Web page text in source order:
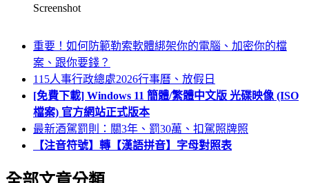
Screenshot
重要！如何防範勒索軟體綁架你的電腦、加密你的檔
案、跟你要錢？
115人事行政總處2026行事曆、放假日
[免費下載] Windows 11 簡體/繁體中文版 光碟映像 (ISO
檔案) 官方網站正式版本
最新酒駕罰則：關3年、罰30萬、扣駕照牌照
【注音符號】轉【漢語拼音】字母對照表